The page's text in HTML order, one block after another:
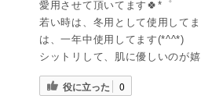
愛用させて頂いてます🍀*゜
若い時は、冬用として使用して
は、一年中使用してます(*^^*)
シットリして、肌に優しいのが嬉
役に立った 0